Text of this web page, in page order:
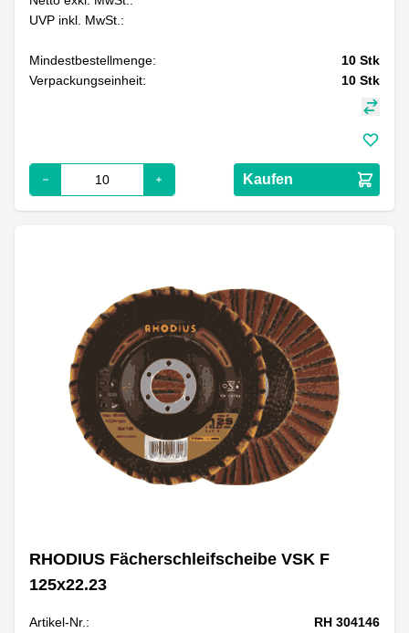
UVP inkl. MwSt.:
Mindestbestellmenge: 10 Stk
Verpackungseinheit:
10 Stk
Kaufen
RHODIUS Fächerschleifscheibe VSK F
125x22.23
Artikel-Nr.:
RH 304146